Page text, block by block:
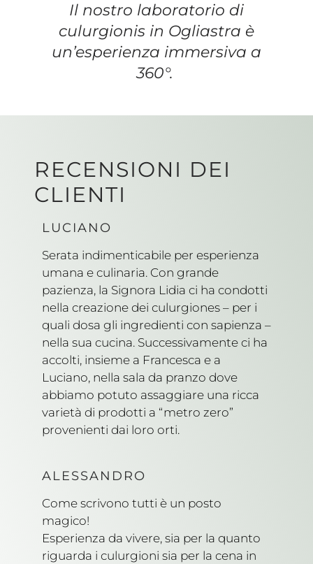
Il nostro laboratorio di
culurgionis in Ogliastra è
un’esperienza immersiva a
360°.
RECENSIONI DEI
CLIENTI
Serata indimenticabile per esperienza
umana e culinaria. Con grande
pazienza, la Signora Lidia ci ha condotti
nella creazione dei culurgiones – per i
quali dosa gli ingredienti con sapienza –
nella sua cucina. Successivamente ci ha
accolti, insieme a Francesca e a
Luciano, nella sala da pranzo dove
abbiamo potuto assaggiare una ricca
varietà di prodotti a “metro zero”
provenienti dai loro orti.
LUCIANO
Come scrivono tutti è un posto
magico!
Esperienza da vivere, sia per la quanto
riguarda i culurgioni sia per la cena in
ALESSANDRO